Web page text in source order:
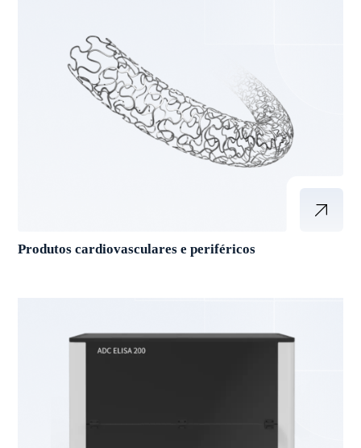
Produtos cardiovasculares e periféricos